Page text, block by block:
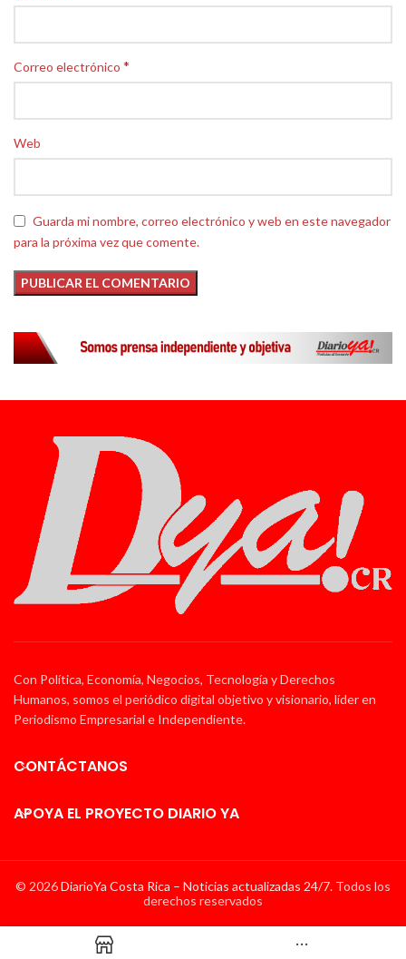
Correo electrónico *
Web
Guarda mi nombre, correo electrónico y web en este navegador
para la próxima vez que comente.
Con Política, Economía, Negocios, Tecnología y Derechos
Humanos, somos el periódico digital objetivo y visionario, líder en
Periodismo Empresarial e Independiente.
CONTÁCTANOS
APOYA EL PROYECTO DIARIO YA
© 2026DiarioYa Costa Rica – Noticias actualizadas 24/7. Todos los
derechos reservados